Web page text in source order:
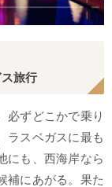
旅行
必ずどこかで乗り
ラスベガスに最も
にも、西海岸なら
補にあがる。果た